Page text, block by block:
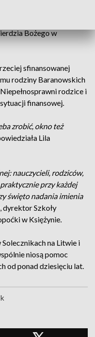
Bożego w
sfinansowanej
rodziny Baranowskich
rodzice i
finansowej.
zrobić, okno też
Lila
nauczycieli, rodziców,
przy każdej
święto nadania imienia
dyrektor Szkoły
w Księżynie.
na Litwie i
niosą pomoc
od ponad dziesięciu lat.